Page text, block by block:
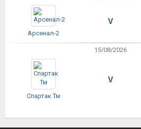
Арсенал-2
V
15/08/2026
Спартак Тм
V